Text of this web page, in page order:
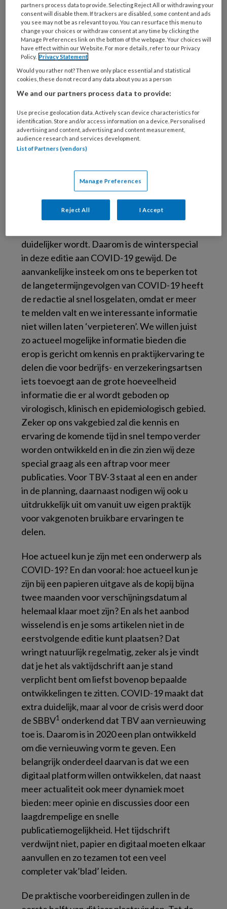
beperkingen in het sociale verkeer en
de negatieve invloed die dat heeft,
zowel op hun welzijn als op hun werk.
Voor sociaalgeneeskundigen, die het
functioneren van mensen vanuit een
biopsychosociaal perspectief moeten
beoordelen, bepaald geen verrassing,
zou ik denken.
Maar voorlopig blijft corona nog even de baas
een doorgemaakte COVID-19 op het kunnen
functioneren in werk. Niet alleen met
gevolgen op de korte termijn, maar zeker ook
duidelijker wordt. Daarom is de winterspecial
in deze editie aan COVID-19 gewijd. De
aanvankelijke insteek om ons te beperken tot
de langetermijngevolgen van COVID-19 heeft
de redactie al snel losgelaten, omdat er meer
te melden valt en we interessante informatie
niet willen laten ‘verpieteren’. We willen juist
zo actueel mogelijke informatie bieden die
erop is gericht om kennis en praktijkervaring te
delen die voor bedrijfs- en verzekeringsartsen
iets toevoegt aan de grote hoeveelheid
informatie die er al wordt geboden op
virologisch, klinisch en epidemiologisch gebied.
Zeker op ons vakgebied zal die kennis en
ervaring de komende tijd in snel tempo verder
worden ontwikkeld en in die zin zien wij deze
special graag als een aftrap voor meer
publicaties. Voor TBV-3 staat al een en ander
in de planning, daarnaast nodigen wij ook u
uitdrukkelijk uit om vanuit uw eigen praktijk
voor vakgenoten bruikbare ervaringen te
delen.
Hoe actueel kun je zijn met een onderwerp als
COVID-19? En dan vooral: hoe actueel kun je
zijn bij een papieren uitgave als de kopij bijna
twee maanden voor verschijningsdatum al
helemaal klaar moet zijn? En als het aanbod
wisselend is en je soms artikelen niet in de
eerstvolgende editie kunt plaatsen? Dat
wringt natuurlijk regelmatig, zeker als je vindt
dat je het als vaktijdschrift aan je stand
verplicht bent om liefst bovenop bepaalde
ontwikkelingen te zitten. COVID-19 maakt dat
extra duidelijk, maar al voor de crisis werd door
de SBBV1 onderkend dat TBV aan vernieuwing
toe is. Daarom is in 2020 een plan ontwikkeld
om die vernieuwing vorm te geven. Een
belangrijk onderdeel daarvan is dat we een
digitaal platform willen ontwikkelen, dat naast
meer actualiteit ook meer dynamiek moet
bieden: meer opinie en discussies door een
laagdrempelige en snelle
publicatiemogelijkheid. Het tijdschrift
verdwijnt niet, papier en digitaal moeten elkaar
aanvullen en zo tezamen tot een veel
completer vak’blad’ leiden.
De praktische voorbereidingen zullen in de
partners process data to provide. Selecting Reject All or withdrawing your
consent will disable them. If trackers are disabled, some content and ads
you see may not be as relevant to you. You can resurface this menu to
change your choices or withdraw consent at any time by clicking the
Manage Preferences link on the bottom of the webpage. Your choices will
have effect within our Website. For more details, refer to our Privacy
Policy. Privacy Statement
Would you rather not? Then we only place essential and statistical
cookies, these do not record any data about you as a person
We and our partners process data to provide:
Use precise geolocation data. Actively scan device characteristics for
identification. Store and/or access information on a device. Personalised
advertising and content, advertising and content measurement,
audience research and services development.
List of Partners (vendors)
Manage Preferences
Reject All I Accept